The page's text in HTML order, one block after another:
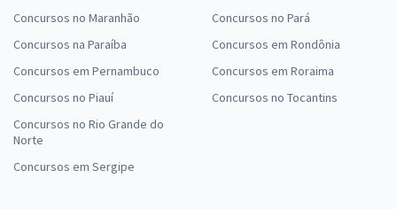
Concursos no Maranhão
Concursos na Paraíba
Concursos em Pernambuco
Concursos no Piauí
Concursos no Rio Grande do
Norte
Concursos em Sergipe
Concursos no Pará
Concursos em Rondônia
Concursos em Roraima
Concursos no Tocantins